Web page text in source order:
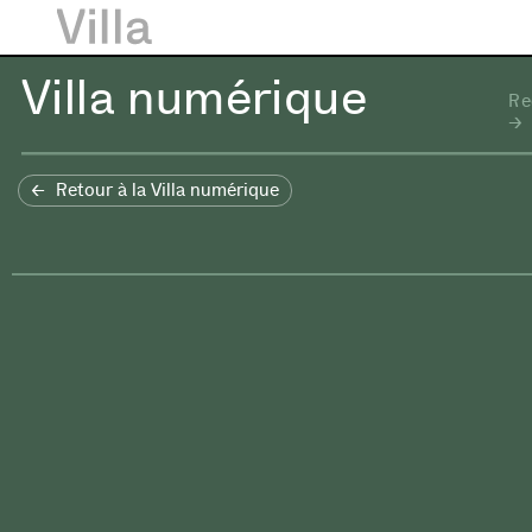
Villa numérique
Retour à la Villa numérique